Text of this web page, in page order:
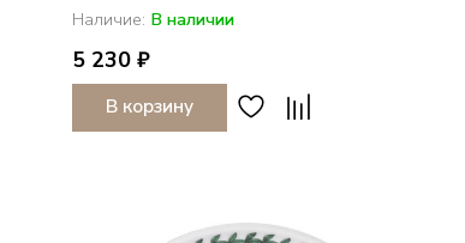
Наличие: В наличии
5 230 ₽
В корзину